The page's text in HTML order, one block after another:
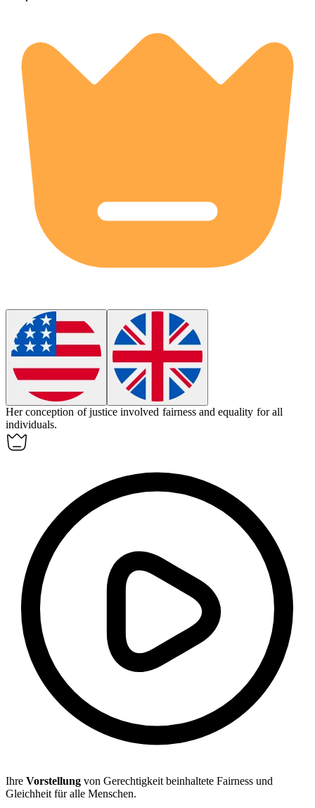
Herconception of justice involved fairness and equality for all
individuals.
Ihre Vorstellung von Gerechtigkeit beinhaltete Fairness und
Gleichheit für alle Menschen.